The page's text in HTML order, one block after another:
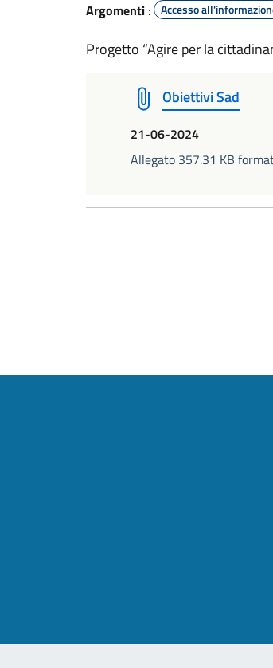
Argomenti : Accesso
Progetto “Agire per la
Obiettivi Sad
21-06-2024
Allegato 357.31 KB